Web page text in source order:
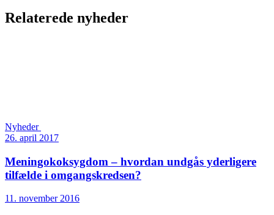
Relaterede nyheder
Nyheder
26. april 2017
Meningokoksygdom – hvordan undgås yderligere
tilfælde i omgangskredsen?
11. november 2016